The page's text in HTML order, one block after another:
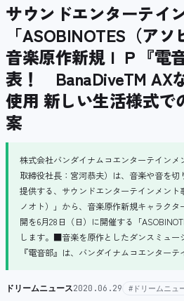
サウンドエンターテイ
「ASOBINOTES（ア
音楽原作新規ＩＰ『電
表！ BanaDiveTM AX
使用 新しい生活様式で
案
株式会社バンダイナムコエンターテイン
取締役社長：宮河恭夫）は、音楽や音を
提供する、サウンドエンターテインメント
ノオト）」から、音楽原作新規キャラク
開を6月28日（日）に開催する「
します。■音楽を原作としたダンスミュー
『電音部』は、バンダイナムコエンター
ドリームニュース2020.06.29 #ドリームニュ